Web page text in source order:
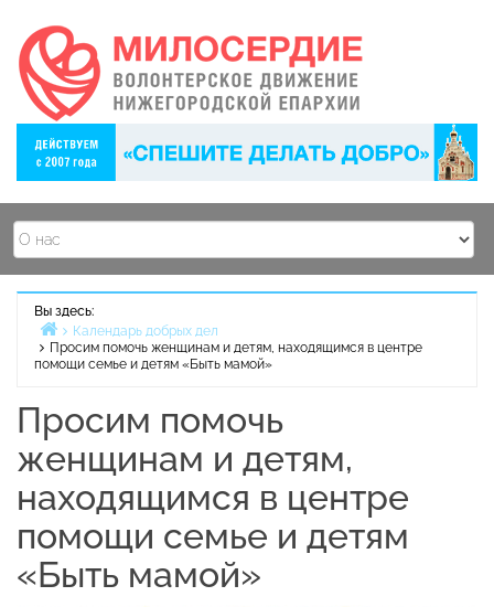
содержимому
Вы здесь:
Главная
страница
Календарь добрых дел
Просим помочь женщинам и детям, находящимся в центре
помощи семье и детям «Быть мамой»
Просим помочь
женщинам и детям,
находящимся в центре
помощи семье и детям
«Быть мамой»